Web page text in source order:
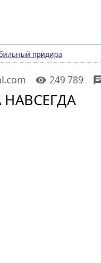
придира
visibility 249 789
НАВСЕГДА